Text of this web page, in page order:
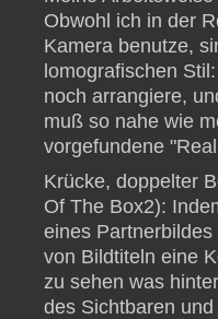
Obwohl ich in der
Kamera benutze,
lomografischen
noch arrangiere,
muß so nahe wie
vorgefundene
Krücke, doppelter
Of The Box2):
eines
von Bildtiteln eine
zu sehen was
des Sichtbaren